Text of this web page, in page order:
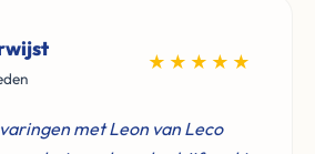
★★★★★
met Leon van Leco